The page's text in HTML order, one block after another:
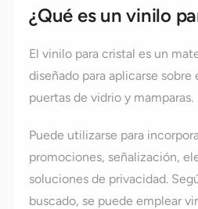
¿Qué es un vinilo
El vinilo para cristal es un
diseñado para aplicarse sobre
puertas de vidrio y mamparas.
Puede utilizarse para
promociones, señalización,
soluciones de privacidad.
buscado, se puede emplear